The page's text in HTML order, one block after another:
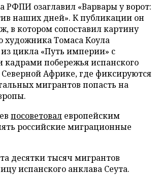
РФПИ озаглавил «Варвары у ворот:
наших дней». К публикации он
в котором сопоставил картину
художника Томаса Коула
цикла «Путь империи» с
побережья испанского
Северной Африке, где фиксируются
мигрантов попасть на
посоветовал европейским
российские миграционные
десятки тысяч мигрантов
испанского анклава Сеута.